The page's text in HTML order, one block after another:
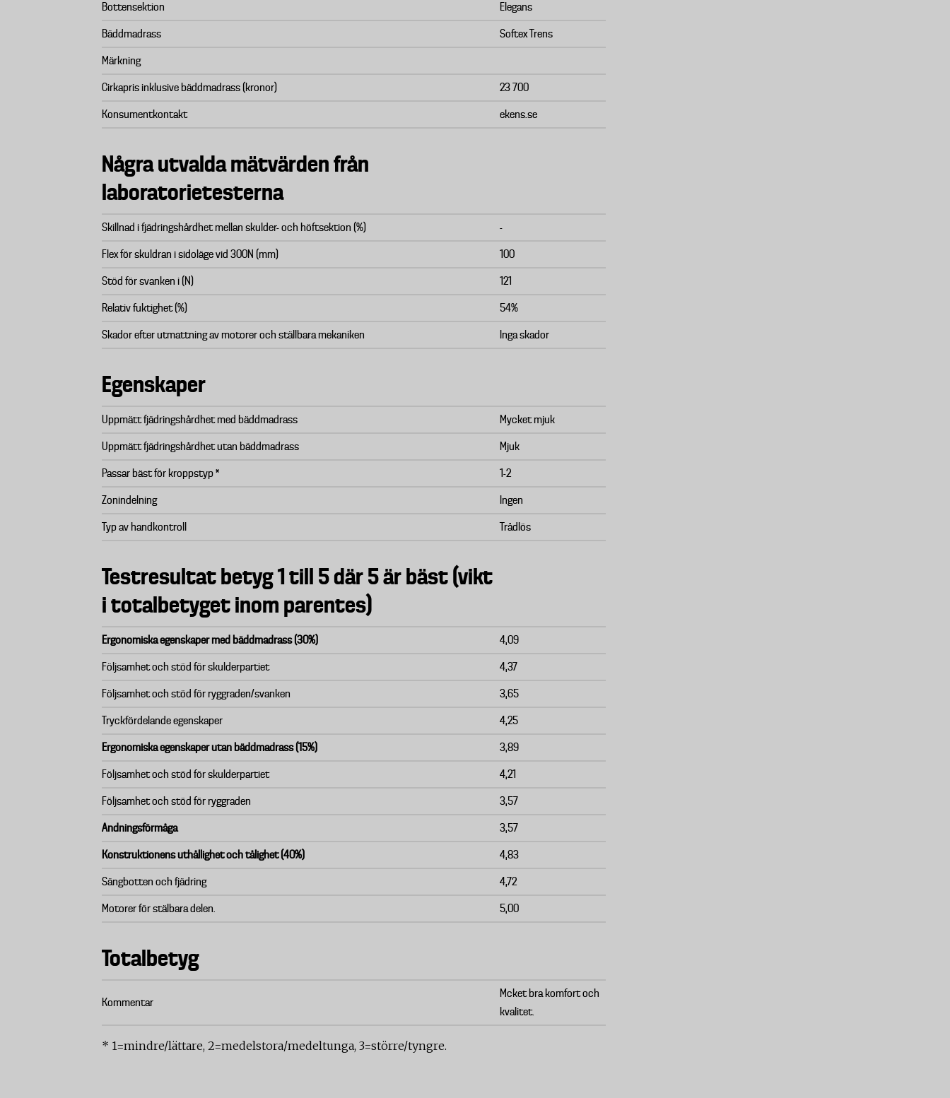
Bottensektion Elegans
Bäddmadrass Softex Trens
Märkning
Cirkapris inklusive bäddmadrass (kronor) 23 700
Konsumentkontakt ekens.se
Några utvalda mätvärden från
laboratorietesterna
Skillnad i fjädringshårdhet mellan skulder- och höftsektion (%) -
Flex för skuldran i sidoläge vid 300N (mm) 100
Stöd för svanken i (N) 121
Relativ fuktighet (%) 54%
Skador efter utmattning av motorer och ställbara mekaniken Inga skador
Egenskaper
Uppmätt fjädringshårdhet med bäddmadrass Mycket mjuk
Uppmätt fjädringshårdhet utan bäddmadrass Mjuk
Passar bäst för kroppstyp * 1-2
Zonindelning Ingen
Typ av handkontroll Trådlös
Testresultat betyg 1 till 5 där 5 är bäst (vikt
i totalbetyget inom parentes)
Ergonomiska egenskaper med bäddmadrass (30%) 4,09
Följsamhet och stöd för skulderpartiet 4,37
Följsamhet och stöd för ryggraden/svanken 3,65
Tryckfördelande egenskaper 4,25
Ergonomiska egenskaper utan bäddmadrass (15%) 3,89
Följsamhet och stöd för skulderpartiet 4,21
Följsamhet och stöd för ryggraden 3,57
Andningsförmåga 3,57
Konstruktionens uthållighet och tålighet (40%) 4,83
Sängbotten och fjädring 4,72
Motorer för stälbara delen. 5,00
Totalbetyg
Kommentar
Mcket bra komfort och
kvalitet.
* 1=mindre/lättare, 2=medelstora/medeltunga, 3=större/tyngre.